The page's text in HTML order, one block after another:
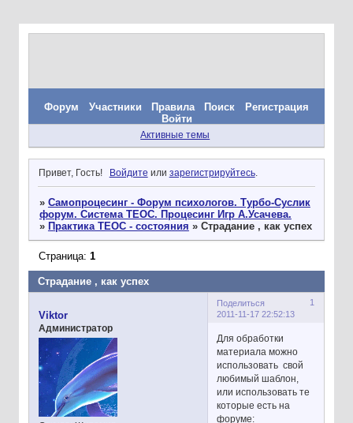
Форум Участники Правила Поиск
Регистрация
Войти
Активные темы
Привет, Гость! Войдите или зарегистрируйтесь.
» Самопроцесинг - Форум психологов. Турбо-Суслик
форум. Система ТЕОС. Процесинг Игр А.Усачева.
» Практика ТЕОС - состояния » Страдание , как успех
Страдание , как успех
Страница: 1
Поделиться
1
2011-11-17 22:52:13
Viktor
Администратор
Для обработки
материала можно
использовать свой
любимый шаблон,
или использовать те
которые есть на
форуме: